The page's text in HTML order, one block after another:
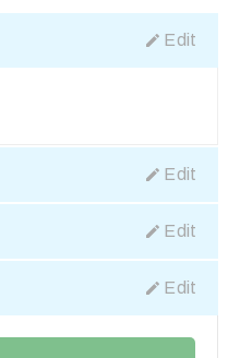
Edit
Edit
Edit
Edit